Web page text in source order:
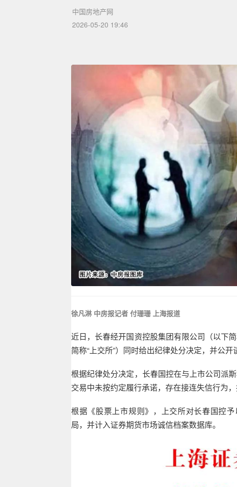
中国房地产网
2026-05-20 19:46
徐凡淋 中房报记者 付珊珊 上海报道
近日，长春经开国资控股集团有限公司（以下
简称“上交所”）同时给出纪律处分决定，并公开
根据纪律处分决定，长春国控在与上市公司派
交易中未按约定履行承诺，存在接连失信行为
根据《股票上市规则》，上交所对长春国控
局，并计入证券期货市场诚信档案数据库。